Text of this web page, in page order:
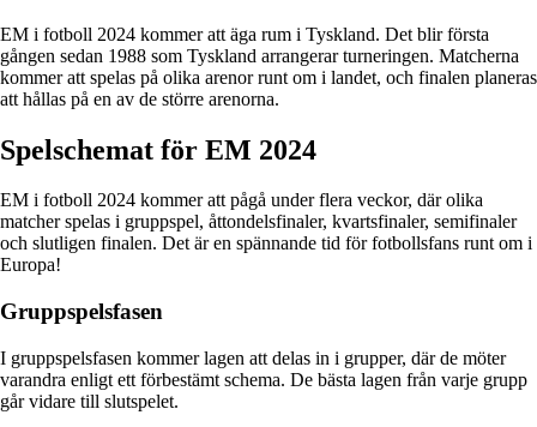
EM i fotboll 2024 kommer att äga rum i Tyskland. Det blir första
gången sedan 1988 som Tyskland arrangerar turneringen. Matcherna
kommer att spelas på olika arenor runt om i landet, och finalen planeras
att hållas på en av de större arenorna.
Spelschemat för EM 2024
EM i fotboll 2024 kommer att pågå under flera veckor, där olika
matcher spelas i gruppspel, åttondelsfinaler, kvartsfinaler, semifinaler
och slutligen finalen. Det är en spännande tid för fotbollsfans runt om i
Europa!
Gruppspelsfasen
I gruppspelsfasen kommer lagen att delas in i grupper, där de möter
varandra enligt ett förbestämt schema. De bästa lagen från varje grupp
går vidare till slutspelet.